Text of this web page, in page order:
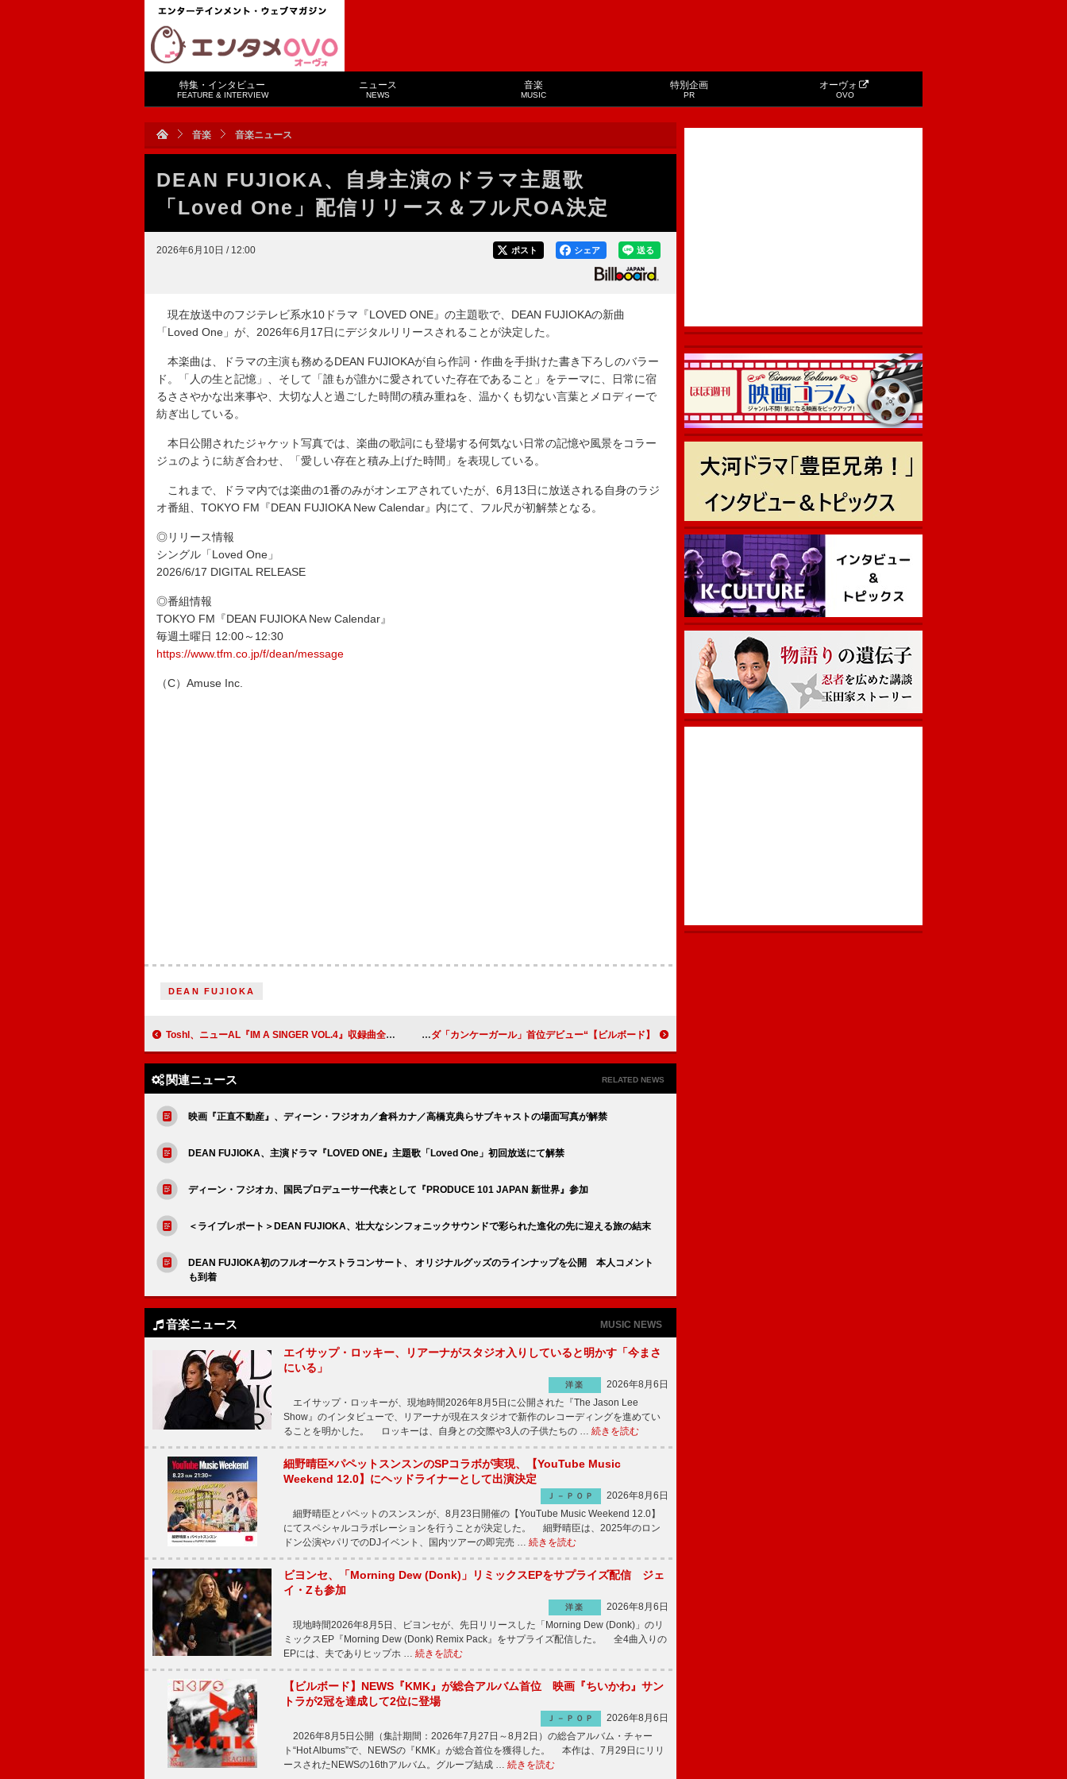
特集・インタビュー
FEATURE & INTERVIEW
ニュース
NEWS
音楽
MUSIC
特別企画
PR
オーヴォ
OVO
音楽 音楽ニュース
DEAN FUJIOKA、自身主演のドラマ主題歌
「Loved One」配信リリース＆フル尺OA決定
2026年6月10日 / 12:00 送る
シェア
ポスト
現在放送中のフジテレビ系水10ドラマ『LOVED ONE』の主題歌で、DEAN FUJIOKAの新曲
「Loved One」が、2026年6月17日にデジタルリリースされることが決定した。
本楽曲は、ドラマの主演も務めるDEAN FUJIOKAが自ら作詞・作曲を手掛けた書き下ろしのバラー
ド。「人の生と記憶」、そして「誰もが誰かに愛されていた存在であること」をテーマに、日常に宿
るささやかな出来事や、大切な人と過ごした時間の積み重ねを、温かくも切ない言葉とメロディーで
紡ぎ出している。
本日公開されたジャケット写真では、楽曲の歌詞にも登場する何気ない日常の記憶や風景をコラー
ジュのように紡ぎ合わせ、「愛しい存在と積み上げた時間」を表現している。
これまで、ドラマ内では楽曲の1番のみがオンエアされていたが、6月13日に放送される自身のラジ
オ番組、TOKYO FM『DEAN FUJIOKA New Calendar』内にて、フル尺が初解禁となる。
◎リリース情報
シングル「Loved One」
2026/6/17 DIGITAL RELEASE
◎番組情報
TOKYO FM『DEAN FUJIOKA New Calendar』
毎週土曜日 12:00～12:30
https://www.tfm.co.jp/f/dean/message
（C）Amuse Inc.
DEAN FUJIOKA
Toshl、ニューAL『IM A SINGER VOL.4』収録曲全曲発表 【ビルボード】“ニコニコ VOCALOID SONGS TOP20”、マサラダ「カンケーガール」首位デビュー
関連ニュース RELATED NEWS
映画『正直不動産』、ディーン・フジオカ／倉科カナ／高橋克典らサブキャストの場面写真が解禁
DEAN FUJIOKA、主演ドラマ『LOVED ONE』主題歌「Loved One」初回放送にて解禁
ディーン・フジオカ、国民プロデューサー代表として『PRODUCE 101 JAPAN 新世界』参加
＜ライブレポート＞DEAN FUJIOKA、壮大なシンフォニックサウンドで彩られた進化の先に迎える旅の結末
DEAN FUJIOKA初のフルオーケストラコンサート、 オリジナルグッズのラインナップを公開 本人コメント
も到着
音楽ニュース MUSIC NEWS
エイサップ・ロッキー、リアーナがスタジオ入りしていると明かす「今まさ
にいる」
洋楽
2026年8月6日
エイサップ・ロッキーが、現地時間2026年8月5日に公開された『The Jason Lee
Show』のインタビューで、リアーナが現在スタジオで新作のレコーディングを進めてい
ることを明かした。 ロッキーは、自身との交際や3人の子供たちの … 続きを読む
細野晴臣×パペットスンスンのSPコラボが実現、【YouTube Music
Weekend 12.0】にヘッドライナーとして出演決定
Ｊ－ＰＯＰ
2026年8月6日
細野晴臣とパペットのスンスンが、8月23日開催の【YouTube Music Weekend 12.0】
にてスペシャルコラボレーションを行うことが決定した。 細野晴臣は、2025年のロン
ドン公演やパリでのDJイベント、国内ツアーの即完売 … 続きを読む
ビヨンセ、「Morning Dew (Donk)」リミックスEPをサプライズ配信 ジェ
イ・Zも参加
洋楽
2026年8月6日
現地時間2026年8月5日、ビヨンセが、先日リリースした「Morning Dew (Donk)」のリ
ミックスEP『Morning Dew (Donk) Remix Pack』をサプライズ配信した。 全4曲入りの
EPには、夫でありヒップホ … 続きを読む
【ビルボード】NEWS『KMK』が総合アルバム首位 映画『ちいかわ』サン
トラが2冠を達成して2位に登場
Ｊ－ＰＯＰ
2026年8月6日
2026年8月5日公開（集計期間：2026年7月27日～8月2日）の総合アルバム・チャー
ト“Hot Albums”で、NEWSの『KMK』が総合首位を獲得した。 本作は、7月29日にリリ
ースされたNEWSの16thアルバム。グループ結成 … 続きを読む